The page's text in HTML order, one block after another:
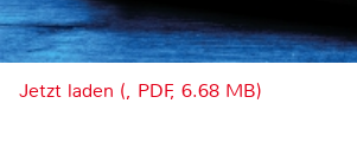
Jetzt laden (, PDF, 6.68 MB)